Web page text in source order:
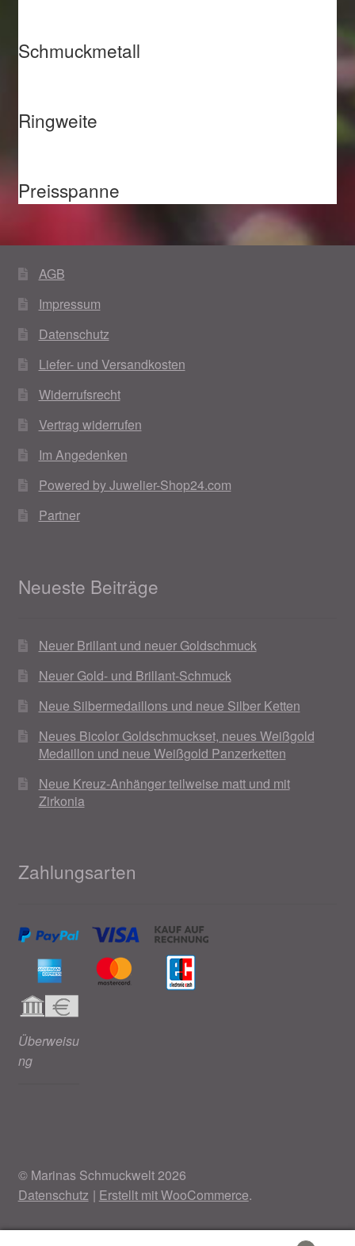
Schmuckmetall
Ringweite
Preisspanne
AGB
Impressum
Datenschutz
Liefer- und Versandkosten
Widerrufsrecht
Vertrag widerrufen
Im Angedenken
Powered by Juwelier-Shop24.com
Partner
Neueste Beiträge
Neuer Brillant und neuer Goldschmuck
Neuer Gold- und Brillant-Schmuck
Neue Silbermedaillons und neue Silber Ketten
Neues Bicolor Goldschmuckset, neues Weißgold
Medaillon und neue Weißgold Panzerketten
Neue Kreuz-Anhänger teilweise matt und mit
Zirkonia
Zahlungsarten
Überweisu
ng
© Marinas Schmuckwelt 2026
Datenschutz
Erstellt mit WooCommerce.